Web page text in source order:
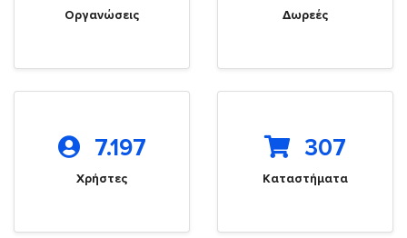
Οργανώσεις Δωρεές
7.197
Χρήστες
307
Καταστήματα